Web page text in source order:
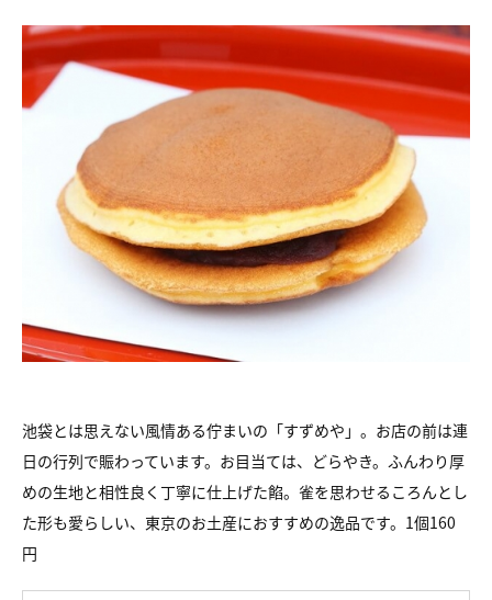
池袋とは思えない風情ある佇まいの「すずめや」。お店の前は連
日の行列で賑わっています。お目当ては、どらやき。ふんわり厚
めの生地と相性良く丁寧に仕上げた餡。雀を思わせるころんとし
た形も愛らしい、東京のお土産におすすめの逸品です。1個160
円